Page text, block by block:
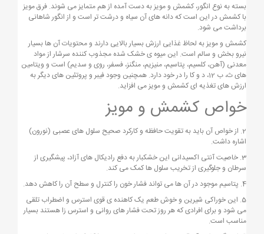
بسته به نوع انگور، کشمش و مویز به دست آمده از هم متمایز می شوند. فرق مویز
با کشمش در این است که دانه های آن سیاه و درشت تر است و از انگور شاهانی
برداشت می شود.
کشمش و مویز به لحاظ غذایی ارزش بسیار بالایی دارند و محتویات آن ها بسیار
نیرو بخش و سالم است. این میوه ی خشک شده مجذوب کننده سرشار از مواد
معدنی (آهن، کلسیم، پتاسیم، منیزیم، منگنز، فسفر، روی و سدیم) است و ویتامین
های ث، ب 12، د و کا را در خود دارد. همچنین وجود فیبر و پروتئین های دیگر به
ارزش های تغذیه ای کشمش و مویز می افزاید.
خواص کشمش و مویز
2. از خواص آن باید به تقویت حافظه و کارکرد صحیح سلول های عصبی (نورون)
اشاره داشت.
3. خاصیت آنتی اکسیدانی این خشکبار به دفع رادیکال های آزاد، پیشگیری از
سرطان و جلوگیری از تخریب سلول ها کمک می کند.
4. پتاسیم موجود در آن ها می تواند فشار خون را کنترل و سطح آن را کاهش دهد.
5. این خوراکی شیرین و خوش طعم یک کاهنده ی قوی استرس و اضطراب تلقی
می شود و برای افرادی که هر روز تحت فشار های روانی و استرس زا هستند بسیار
مناسب است.